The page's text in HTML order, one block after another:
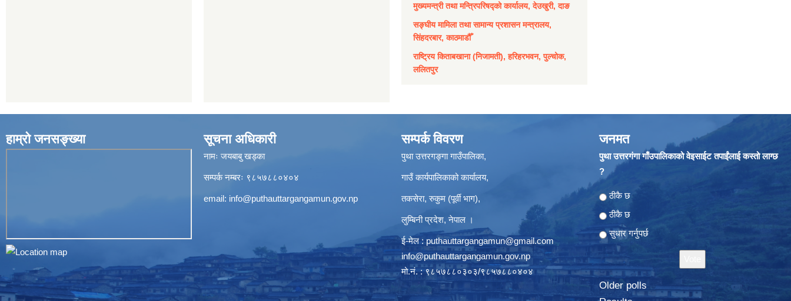
मुख्यमन्त्री तथा मन्त्रिपरिषद्को कार्यालय, देउखुरी, दाङ
सङ्घीय मामिला तथा सामान्य प्रशासन मन्त्रालय,
सिंहदरबार, काठमाडौँ
राष्ट्रिय किताबखाना (निजामती), हरिहरभवन, पुल्चोक,
ललितपुर
हाम्रो जनसङ्ख्या सूचना अधिकारी
नामः जयबाबु खड्का
सम्पर्क नम्बरः ९८५७८८०४०४
email: info@puthauttargangamun.gov.np
सम्पर्क विवरण
पुथा उत्तरगङ्गा गाउँपालिका,
गाउँ कार्यपालिकाको कार्यालय,
तकसेरा, रुकुम (पूर्वी भाग),
लुम्बिनी प्रदेश, नेपाल ।
ई-मेल : puthauttargangamun@gmail.com
info@puthauttargangamun.gov.np
मो.नं. : ९८५७८८०३०३/९८५७८८०४०४
जनमत
पुथा उत्तरगंगा गाँउपालिकाको वेइसाईट तपाईंलाई कस्तो लाग्छ
?
Choices
ठीकै छ
ठीकै छ
सुधार गर्नुपर्छ
Older polls